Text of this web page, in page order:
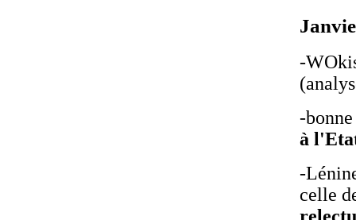
-
-
à
-
celle